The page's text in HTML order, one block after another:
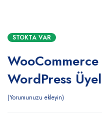
STOKTA VAR
WordPress
Yorumunuzu ekleyin